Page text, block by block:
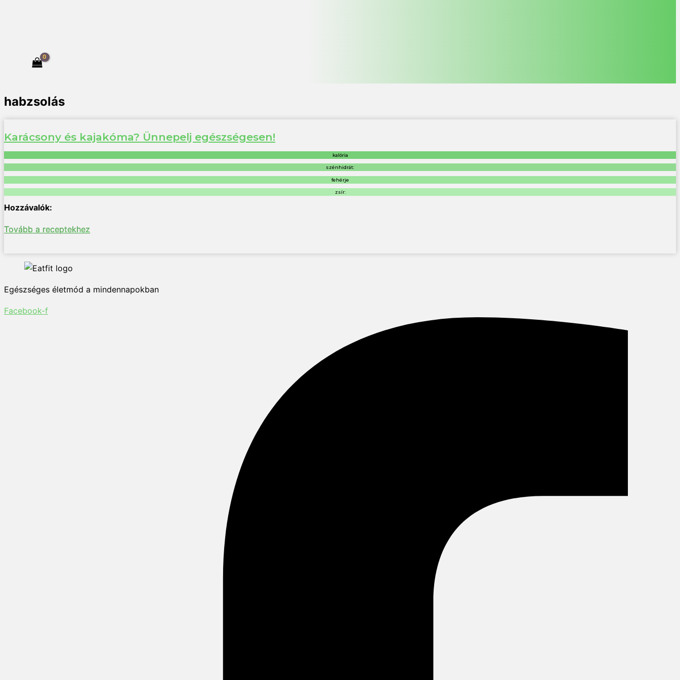
habzsolás
Karácsony és kajakóma? Ünnepelj egészségesen!
kalória
szénhidrát:
fehérje
zsír:
Tovább a receptekhez
Egészséges életmód a mindennapokban
Facebook-f